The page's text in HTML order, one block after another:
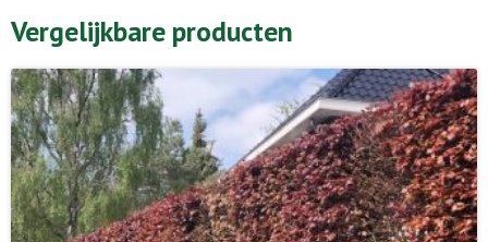
Vergelijkbare producten